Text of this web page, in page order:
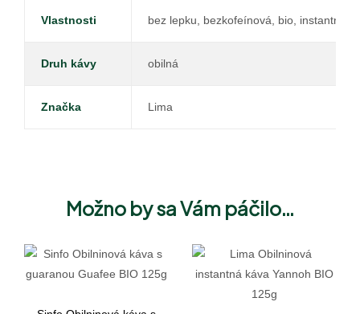
Vlastnosti bez lepku, bezkofeínová, bio, instantná
Druh kávy obilná
Značka Lima
Možno by sa Vám páčilo…